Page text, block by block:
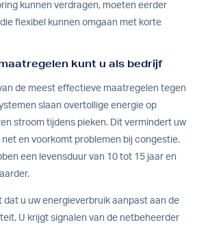
kunnen verdragen, moeten eerder
flexibel kunnen omgaan met korte
kunt u als bedrijf
de meest effectieve maatregelen tegen
slaan overtollige energie op
stroom tijdens pieken. Dit vermindert uw
en voorkomt problemen bij congestie.
een levensduur van 10 tot 15 jaar en
u uw energieverbruik aanpast aan de
U krijgt signalen van de netbeheerder